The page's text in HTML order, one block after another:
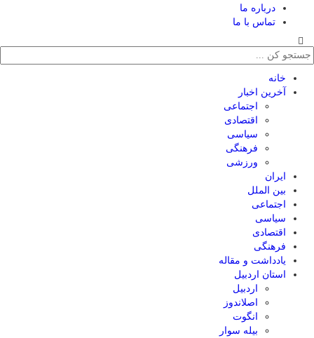
درباره ما
تماس با ما
خانه
آخرین اخبار
اجتماعی
اقتصادی
سیاسی
فرهنگی
ورزشی
ایران
بین الملل
اجتماعی
سیاسی
اقتصادی
فرهنگی
یادداشت و مقاله
استان اردبیل
اردبیل
اصلاندوز
انگوت
بیله سوار